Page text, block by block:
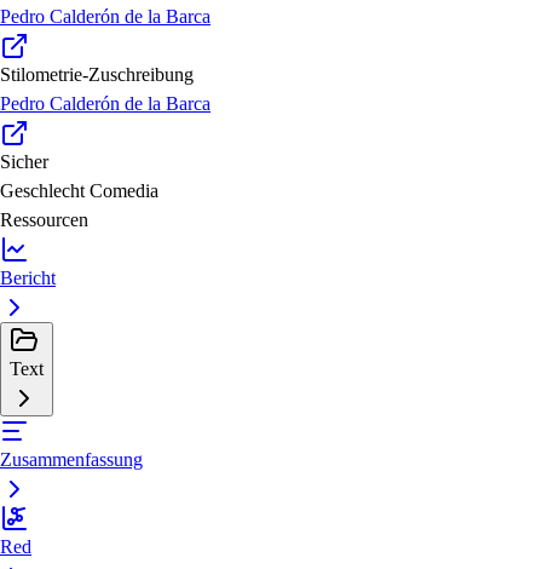
Pedro Calderón de la Barca
Stilometrie-Zuschreibung
Pedro Calderón de la Barca
Sicher
Geschlecht Comedia
Ressourcen
Bericht
Text
Zusammenfassung
Red